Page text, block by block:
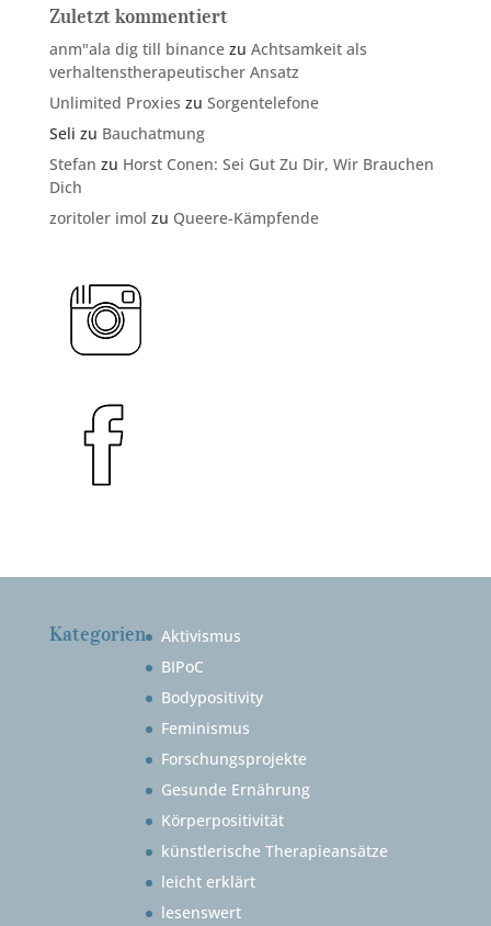
Zuletzt kommentiert
anm"ala dig till binancezu Achtsamkeit als
verhaltenstherapeutischer Ansatz
Unlimited Proxies zu Sorgentelefone
Seli zu Bauchatmung
Stefan zu Horst Conen: Sei Gut Zu Dir, Wir Brauchen
Dich
zoritoler imol zu Queere-Kämpfende
Kategorien
Aktivismus
BIPoC
Bodypositivity
Feminismus
Forschungsprojekte
Gesunde Ernährung
Körperpositivität
künstlerische Therapieansätze
leicht erklärt
lesenswert